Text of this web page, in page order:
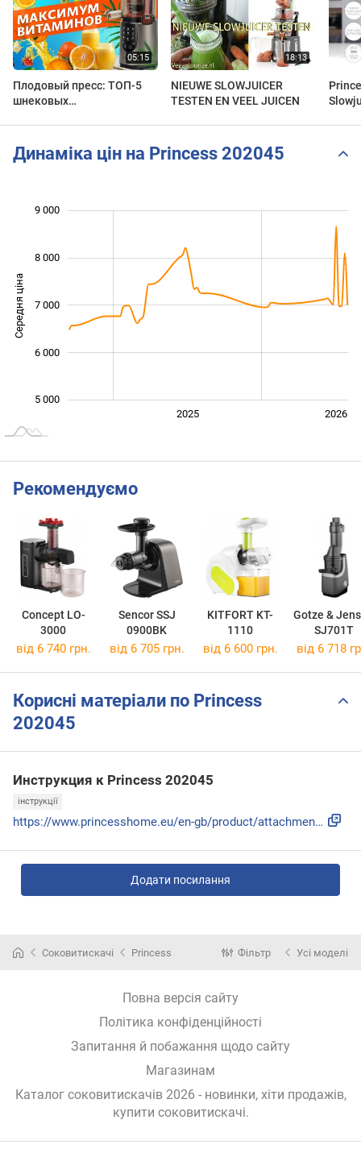
Плодовый пресс: ТОП-5
шнековых
NIEUWE SLOWJUICER
TESTEN EN VEEL JUICEN
Динаміка цін на Princess 202045
Середня ціна 5 000
5 000
6 000
7 000
8 000
9 000
2025 2026
Рекомендуємо
Concept LO-
3000
Sencor SSJ
0900BK
KITFORT KT-
1110
Gotze &
SJ701T
від 6 740 грн. від 6 705 грн. від 6 600 грн. від 6 718
Корисні матеріали по Princess
202045
Инструкция к Princess 202045
інструкції
https://www.princesshome.eu/en-gb/product/attachment?produc...
Додати посилання
Соковитискачі Princess Фільтр Усі моделі
Повна версія сайту
Політика конфіденційності
Запитання й побажання щодо сайту
Магазинам
Каталог соковитискачів 2026 - новинки, хіти продажів,
купити соковитискачі.